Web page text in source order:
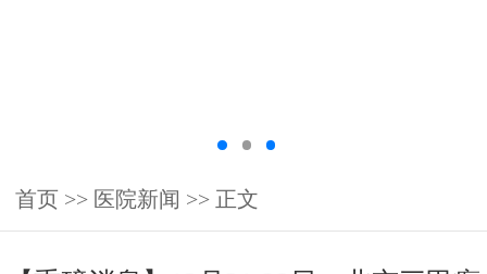
首页 >> 医院新闻 >> 正文